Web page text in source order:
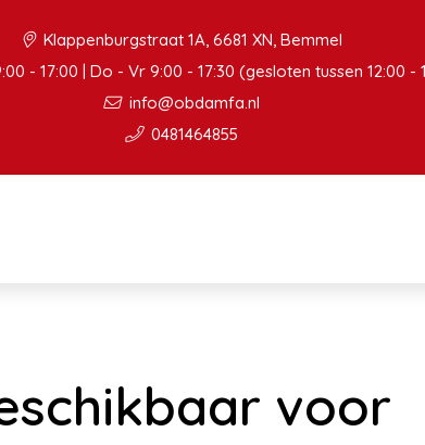
Klappenburgstraat 1A, 6681 XN, Bemmel
- 17:00 | Do - Vr 9:00 - 17:30 (gesloten tussen 12:00 -
info@obdamfa.nl
0481464855
voor